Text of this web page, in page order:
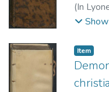
(In
1552)
Item